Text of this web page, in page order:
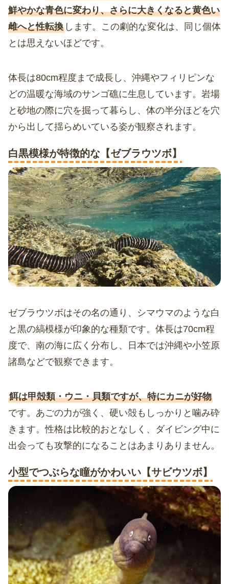
鮮やかな青色に変わり、さらに大きくなると黄色い
雌へと性転換 します。この劇的な変化は、同じ個体
とは思えないほどです。
体長は80cm程度まで成長し、沖縄やフィリピンな
どの温暖な海域のサンゴ礁に生息しています。岩場
と砂地の際に穴を掘って暮らし、体の半分ほどを穴
から出して揺らめいている姿が観察されます。
白黒模様が特徴的な【ゼブラウツボ】
ゼブラウツボはその名の通り、シマウマのような白
と黒の縞模様が印象的な種類です。体長は70cm程
度で、南の海に広く分布し、日本では沖縄や小笠原
諸島などで観察できます。
餌は甲殻類・ウニ・貝類ですが、特にカニが好物
です。あごの力が強く、硬い殻もしっかりと噛み砕
きます。性格は比較的おとなしく、ダイビング中に
出会っても攻撃的になることはあまりありません。
小型でつぶらな瞳がかわいい【サビウツボ】